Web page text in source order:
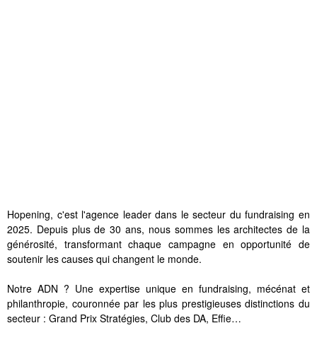
Hopening, c'est l'agence leader dans le secteur du fundraising en
2025. Depuis plus de 30 ans, nous sommes les architectes de la
générosité, transformant chaque campagne en opportunité de
soutenir les causes qui changent le monde.
Notre ADN ? Une expertise unique en fundraising, mécénat et
philanthropie, couronnée par les plus prestigieuses distinctions du
secteur : Grand Prix Stratégies, Club des DA, Effie…